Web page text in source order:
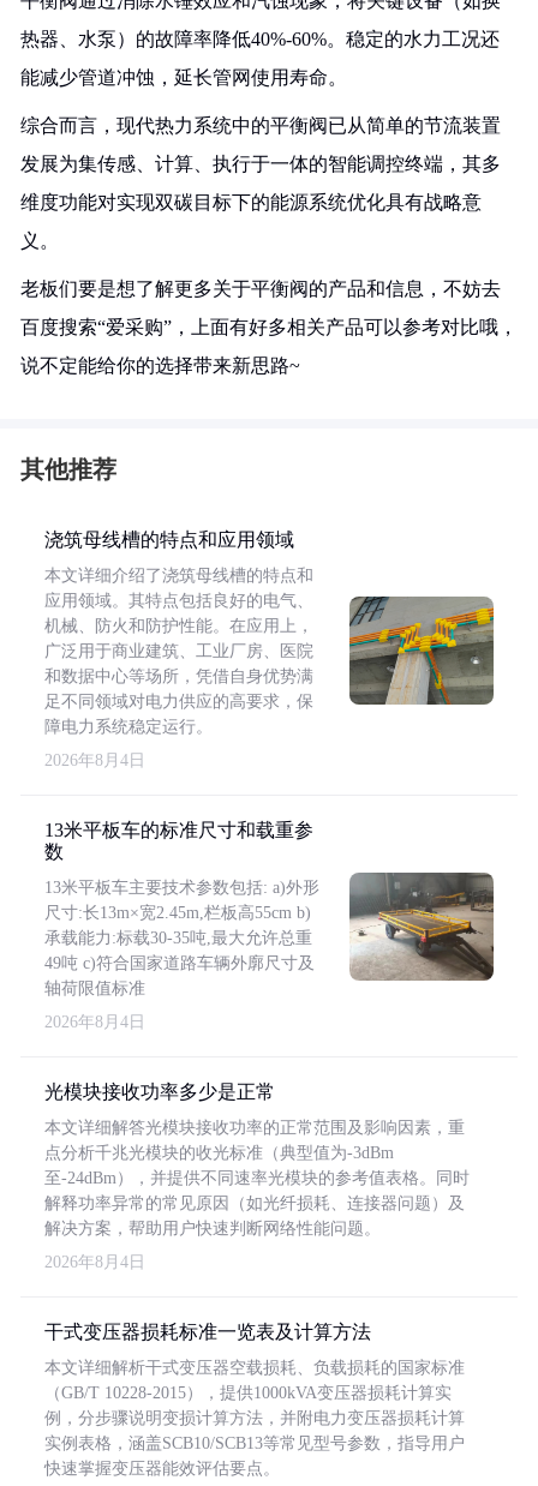
热器、水泵）的故障率降低40%-60%。稳定的水力工况还
能减少管道冲蚀，延长管网使用寿命。
综合而言，现代热力系统中的平衡阀已从简单的节流装置
发展为集传感、计算、执行于一体的智能调控终端，其多
维度功能对实现双碳目标下的能源系统优化具有战略意
义。
老板们要是想了解更多关于平衡阀的产品和信息，不妨去
百度搜索“爱采购”，上面有好多相关产品可以参考对比哦，
说不定能给你的选择带来新思路~
其他推荐
浇筑母线槽的特点和应用领域
本文详细介绍了浇筑母线槽的特点和
应用领域。其特点包括良好的电气、
机械、防火和防护性能。在应用上，
广泛用于商业建筑、工业厂房、医院
和数据中心等场所，凭借自身优势满
足不同领域对电力供应的高要求，保
障电力系统稳定运行。
2026年8月4日
13米平板车的标准尺寸和载重参
数
13米平板车主要技术参数包括: a)外形
尺寸:长13m×宽2.45m,栏板高55cm b)
承载能力:标载30-35吨,最大允许总重
49吨 c)符合国家道路车辆外廓尺寸及
轴荷限值标准
2026年8月4日
光模块接收功率多少是正常
本文详细解答光模块接收功率的正常范围及影响因素，重
点分析千兆光模块的收光标准（典型值为-3dBm
至-24dBm），并提供不同速率光模块的参考值表格。同时
解释功率异常的常见原因（如光纤损耗、连接器问题）及
解决方案，帮助用户快速判断网络性能问题。
2026年8月4日
干式变压器损耗标准一览表及计算方法
本文详细解析干式变压器空载损耗、负载损耗的国家标准
（GB/T 10228-2015），提供1000kVA变压器损耗计算实
例，分步骤说明变损计算方法，并附电力变压器损耗计算
实例表格，涵盖SCB10/SCB13等常见型号参数，指导用户
快速掌握变压器能效评估要点。